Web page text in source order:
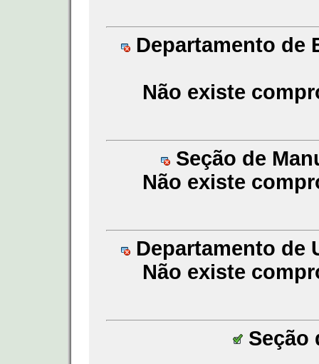
Departamento de
Não existe
Seção de
Não existe
Departamento de
Não existe
Seção